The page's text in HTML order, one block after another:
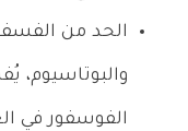
الحد من
والبوتاسيوم،
الفوسفور في